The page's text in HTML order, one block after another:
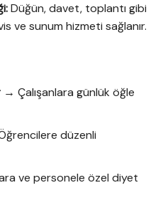
Düğün, davet, toplantı gibi
ve sunum hizmeti sağlanır.
→ Çalışanlara günlük öğle
düzenli
ve personele özel diyet